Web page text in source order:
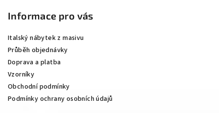
Informace pro vás
Italský nábytek z masivu
Průběh objednávky
Doprava a platba
Vzorníky
Obchodní podmínky
Podmínky ochrany osobních údajů